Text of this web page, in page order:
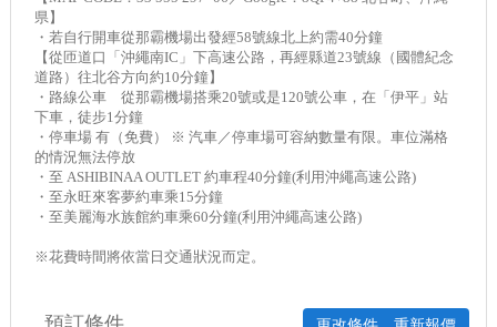
県】
・若自行開車從那霸機場出發經58號線北上約需40分鐘
【從匝道口「沖繩南IC」下高速公路，再經縣道23號線（國體紀念
道路）往北谷方向約10分鐘】
・路線公車 從那霸機場搭乘20號或是120號公車，在「伊平」站
下車，徒步1分鐘
・停車場 有（免費） ※ 汽車／停車場可容納數量有限。車位滿格
的情況無法停放
・至 ASHIBINAA OUTLET 約車程40分鐘(利用沖繩高速公路)
・至永旺來客夢約車乘15分鐘
・至美麗海水族館約車乘60分鐘(利用沖繩高速公路)
※花費時間將依當日交通狀況而定。